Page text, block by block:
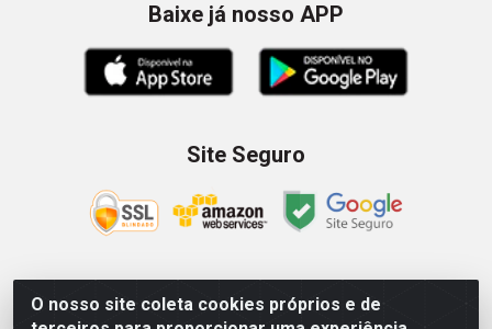
O nosso site coleta cookies próprios e de
Baixe já nosso APP
Site Seguro
Zein Importação e Comércio LTDA - Av. Senador Queiróz, 274